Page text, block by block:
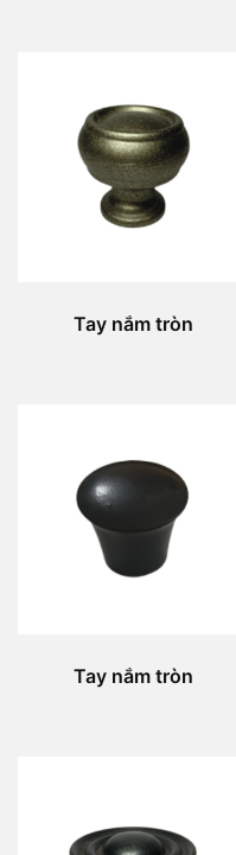
Tay nắm tròn
Tay nắm tròn